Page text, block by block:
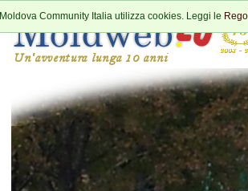
Moldova Community Italia utilizza cookies. Leggi le